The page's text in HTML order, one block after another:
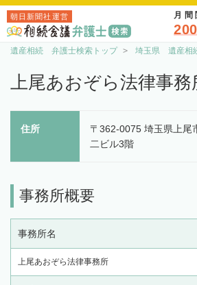
朝日新聞社運営 月間
遺産相続 弁護士検索トップ 埼玉県 遺産相
上尾あおぞら法律事務
住所
〒362-0075 埼玉県上尾
二ビル3階
事務所概要
事務所名
上尾あおぞら法律事務所